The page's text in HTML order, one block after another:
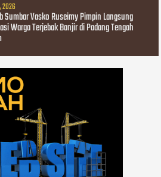
2026
Sumbar Vasko Ruseimy Pimpin Langsung
Warga Terjebak Banjir di Padang Tengah